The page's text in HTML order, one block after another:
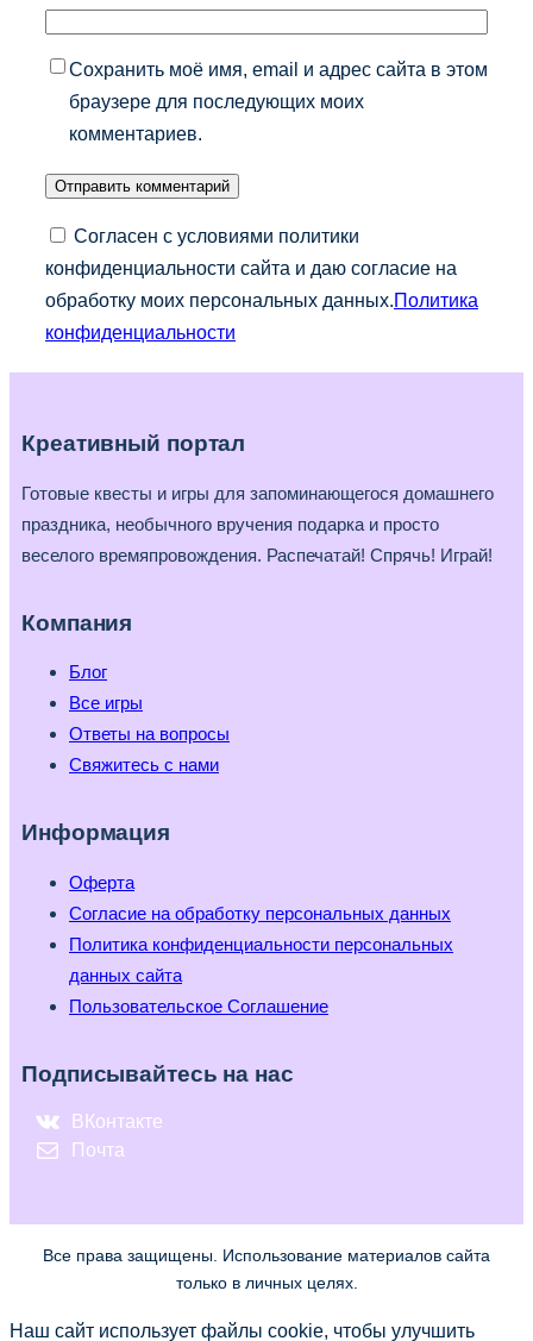
Сохранить моё имя, email и адрес сайта в этом
браузере для последующих моих
комментариев.
Согласен с условиями политики
конфиденциальности сайта и даю согласие на
обработку моих персональных данных.Политика
конфиденциальности
Креативный портал
Готовые квесты и игры для запоминающегося домашнего
праздника, необычного вручения подарка и просто
веселого времяпровождения. Распечатай! Спрячь! Играй!
Компания
Блог
Все игры
Ответы на вопросы
Свяжитесь с нами
Информация
Оферта
Согласие на обработку персональных данных
Политика конфиденциальности персональных
данных сайта
Пользовательское Соглашение
Подписывайтесь на нас
ВКонтакте
Почта
Все права защищены. Использование материалов сайта
только в личных целях.
Наш сайт использует файлы cookie, чтобы улучшить